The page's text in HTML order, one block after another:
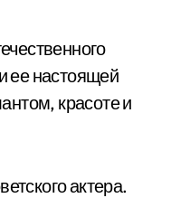
ее настоящей
красоте и
актера.